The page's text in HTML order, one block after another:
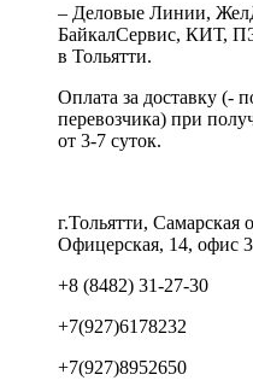
– Деловые Линии,
БайкалСервис, КИТ,
в Тольятти.
Оплата за доставку (-
перевозчика) при
от 3-7 суток.
г.Тольятти,
Офицерская, 14, офис
+8 (8482) 31-27-30
+7(927)6178232
+7(927)8952650